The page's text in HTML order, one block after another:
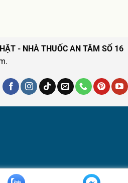
- NHÀ THUỐC AN TÂM SỐ 16